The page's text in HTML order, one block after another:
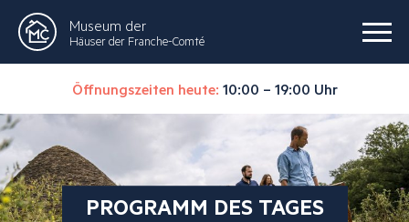
Museum der
Häuser der Franche-Comté
Öffnungszeiten heute: 10:00 – 19:00 Uhr
PROGRAMM DES TAGES